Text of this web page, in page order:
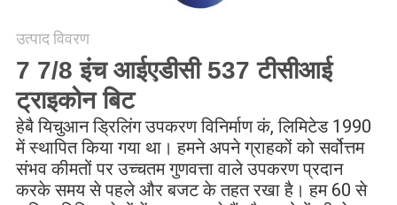
उत्पाद विवरण
7 7/8 इंच आईएडीसी 537 टीसीआई
ट्राइकोन बिट
हेबै यिचुआन ड्रिलिंग उपकरण विनिर्माण कं, लिमिटेड 1990
में स्थापित किया गया था। हमने अपने ग्राहकों को सर्वोत्तम
संभव कीमतों पर उच्चतम गुणवत्ता वाले उपकरण प्रदान
करके समय से पहले और बजट के तहत रखा है। हम 60 से